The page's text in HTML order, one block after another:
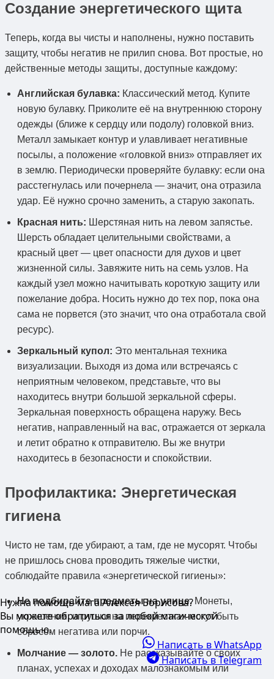
Нужна помощь мага Алексея Борисова?
Вы можете обратиться за любой магической
помощью.
Написать в WhatsApp
Написать в Telegram
Создание энергетического щита
Теперь, когда вы чисты и наполнены, нужно поставить
защиту, чтобы негатив не прилип снова. Вот простые, но
действенные методы защиты, доступные каждому:
Английская булавка: Классический метод. Купите
новую булавку. Приколите её на внутреннюю сторону
одежды (ближе к сердцу или подолу) головкой вниз.
Металл замыкает контур и улавливает негативные
посылы, а положение «головкой вниз» отправляет их
в землю. Периодически проверяйте булавку: если она
расстегнулась или почернела — значит, она отразила
удар. Её нужно срочно заменить, а старую закопать.
Красная нить: Шерстяная нить на левом запястье.
Шерсть обладает целительными свойствами, а
красный цвет — цвет опасности для духов и цвет
жизненной силы. Завяжите нить на семь узлов. На
каждый узел можно начитывать короткую защиту или
пожелание добра. Носить нужно до тех пор, пока она
сама не порвется (это значит, что она отработала свой
ресурс).
Зеркальный купол: Это ментальная техника
визуализации. Выходя из дома или встречаясь с
неприятным человеком, представьте, что вы
находитесь внутри большой зеркальной сферы.
Зеркальная поверхность обращена наружу. Весь
негатив, направленный на вас, отражается от зеркала
и летит обратно к отправителю. Вы же внутри
находитесь в безопасности и спокойствии.
Профилактика: Энергетическая
гигиена
Чисто не там, где убирают, а там, где не мусорят. Чтобы
не пришлось снова проводить тяжелые чистки,
соблюдайте правила «энергетической гигиены»:
Не подбирайте предметы на улице.Монеты,
украшения, игрушки на перекрестках могут быть
сбросом негатива или порчи.
Молчание — золото. Не рассказывайте о своих
планах, успехах и доходах малознакомым или